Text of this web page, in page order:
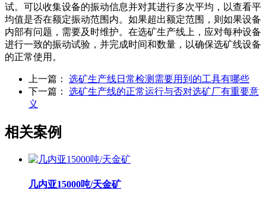
试。可以收集设备的振动信息并对其进行多次平均，以查看平
均值是否在额定振动范围内。如果超出额定范围，则如果设备
内部有问题，需要及时维护。在选矿生产线上，应对每种设备
进行一致的振动试验，并完成时间和数量，以确保选矿线设备
的正常使用。
上一篇： 选矿生产线日常检测需要用到的工具有哪些
下一篇： 选矿生产线的正常运行与否对选矿厂有重要意
义
相关案例
几内亚15000吨/天金矿